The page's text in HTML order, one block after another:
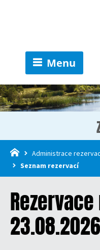
Menu
Administrace
Seznam rezervací
23.08.2026